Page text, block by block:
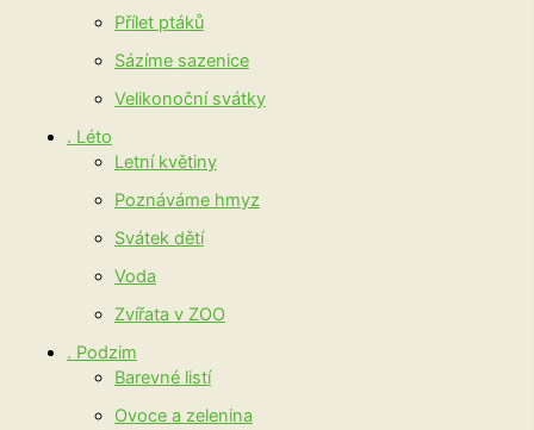
Přílet ptáků
Sázíme sazenice
Velikonoční svátky
. Léto
Letní květiny
Poznáváme hmyz
Svátek dětí
Voda
Zvířata v ZOO
. Podzim
Barevné listí
Ovoce a zelenina